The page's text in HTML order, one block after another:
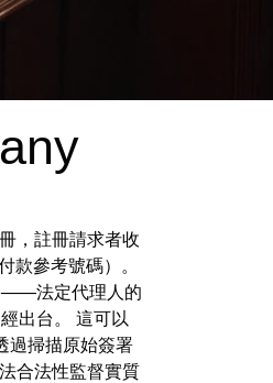
，註冊請求者收
款參考號碼）。
——法定代理人的
出台。 這可以
過掃描原始簽署
合法性監督實質